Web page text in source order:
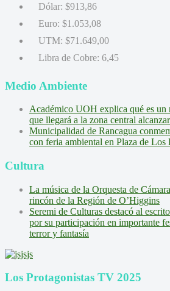
Dólar: $913,86
Euro: $1.053,08
UTM: $71.649,00
Libra de Cobre: 6,45
Medio Ambiente
Académico UOH explica qué es un
que llegará a la zona central
Municipalidad de Rancagua
con feria ambiental en Plaza de Los
Cultura
La música de la Orquesta de
rincón de la Región de O’Higgins
Seremi de Culturas destacó al
por su participación en importante
terror y fantasía
Los Protagonistas TV 2025